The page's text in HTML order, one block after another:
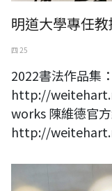
明道大學專任
四 25
2022書法作品集：
http://
works 陳維德官方
http://